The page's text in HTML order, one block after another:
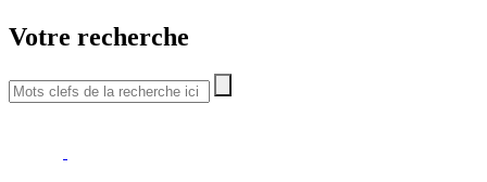
Votre recherche